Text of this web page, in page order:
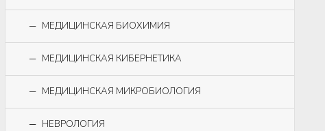
МЕДИЦИНСКАЯ БИОХИМИЯ
МЕДИЦИНСКАЯ КИБЕРНЕТИКА
МЕДИЦИНСКАЯ МИКРОБИОЛОГИЯ
НЕВРОЛОГИЯ